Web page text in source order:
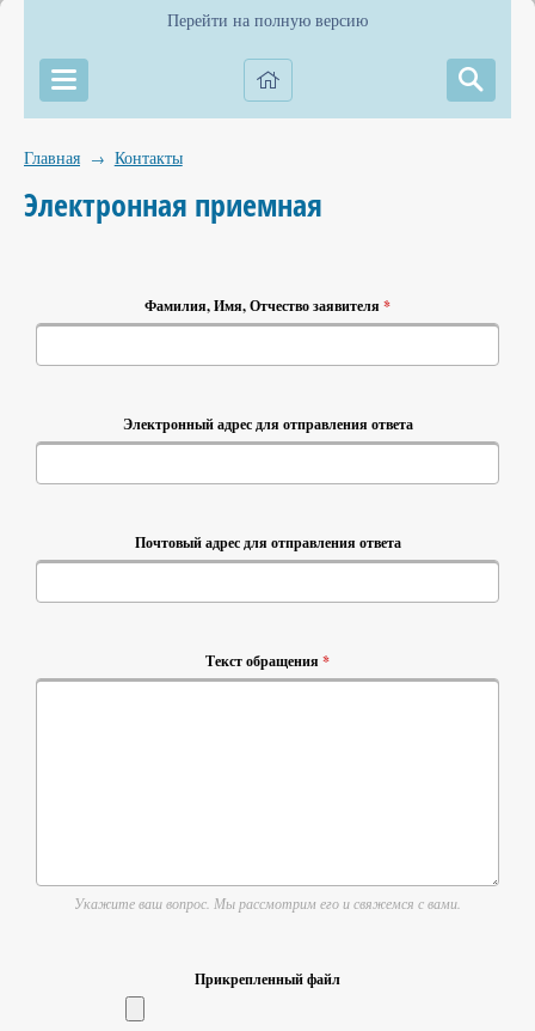
Перейти на полную версию
Главная → Контакты
Электронная приемная
Фамилия, Имя, Отчество заявителя *
Электронный адрес для отправления ответа
Почтовый адрес для отправления ответа
Текст обращения *
Укажите ваш вопрос. Мы рассмотрим его и свяжемся с вами.
Прикрепленный файл